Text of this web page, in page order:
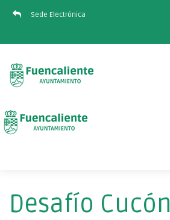
Sede Electrónica
Desafío Cucón